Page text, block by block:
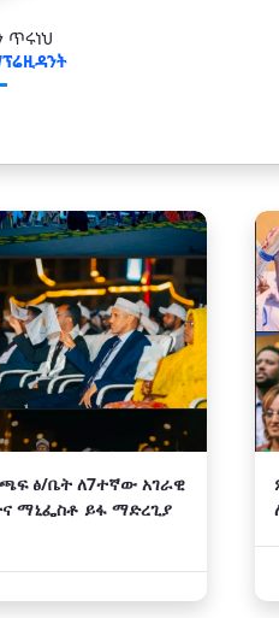
ጥሩነህ
ፅ/ቤት ለ7ተኛው አገራዊ
ማኒፌስቶ ይፋ ማድረጊያ